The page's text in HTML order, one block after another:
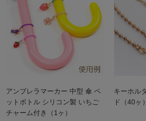
アンブレラマーカー 中型 傘 ペ
ットボトル シリコン製 いちご
チャーム付き（1ヶ）
キーホル
ド（40ヶ）